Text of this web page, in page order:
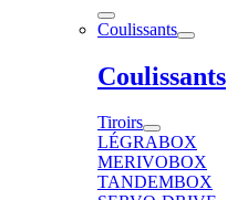
Coulissants
Coulissants
Tiroirs
LÉGRABOX
MERIVOBOX
TANDEMBOX